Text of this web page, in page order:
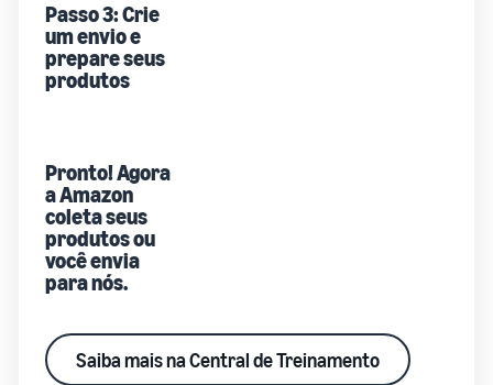
Passo 3: Crie
um envio e
prepare seus
produtos
Pronto! Agora
a Amazon
coleta seus
produtos ou
você envia
para nós.
Saiba mais na Central de Treinamento